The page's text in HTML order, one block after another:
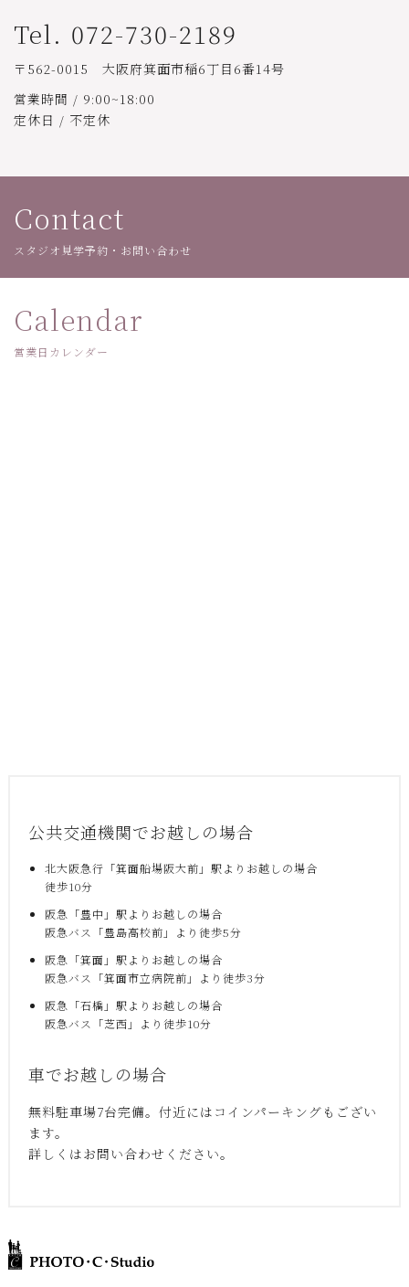
Tel. 072-730-2189
〒562-0015 大阪府箕面市稲6丁目6番14号
営業時間 / 9:00~18:00
定休日 / 不定休
Contact
スタジオ見学予約・お問い合わせ
Calendar
営業日カレンダー
公共交通機関でお越しの場合
北大阪急行「箕面船場阪大前」駅よりお越しの場合
徒歩10分
阪急「豊中」駅よりお越しの場合
阪急バス「豊島高校前」より徒歩5分
阪急「箕面」駅よりお越しの場合
阪急バス「箕面市立病院前」より徒歩3分
阪急「石橋」駅よりお越しの場合
阪急バス「芝西」より徒歩10分
車でお越しの場合
無料駐車場7台完備。付近にはコインパーキングもござい
ます。
詳しくはお問い合わせください。